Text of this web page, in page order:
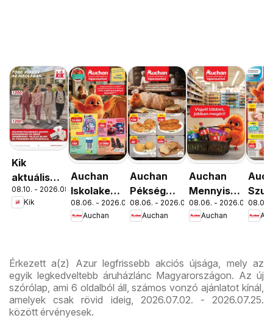
Kik
aktuális
akciós
újság
08.10. - 2026.08.16.
Kik
Auchan
Iskolakezdés
ajánlatok
08.06. - 2026.08.19.
Auchan
Auchan
Pékség
ajánlataink
08.06. - 2026.08.12.
Auchan
Auchan
Mennyiségi
kedvezmény
ajánlataink
08.06. - 2026.08.19.
Auchan
08.06.
Érkezett a(z) Azur legfrissebb akciós újsága, mely az
egyik legkedveltebb áruházlánc Magyarországon. Az új
szórólap, ami 6 oldalból áll, számos vonzó ajánlatot kínál,
amelyek csak rövid ideig, 2026.07.02. - 2026.07.25.
között érvényesek.